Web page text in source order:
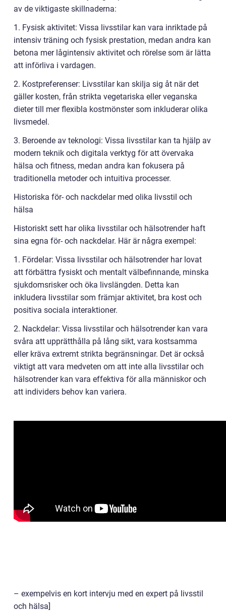
av de viktigaste skillnaderna:
1. Fysisk aktivitet: Vissa livsstilar kan vara inriktade på
intensiv träning och fysisk prestation, medan andra kan
betona mer lågintensiv aktivitet och rörelse som är lätta
att införliva i vardagen.
2. Kostpreferenser: Livsstilar kan skilja sig åt när det
gäller kosten, från strikta vegetariska eller veganska
dieter till mer flexibla kostmönster som inkluderar olika
livsmedel.
3. Beroende av teknologi: Vissa livsstilar kan ta hjälp av
modern teknik och digitala verktyg för att övervaka
hälsa och fitness, medan andra kan fokusera på
traditionella metoder och intuitiva processer.
Historiska för- och nackdelar med olika livsstil och
hälsa
Historiskt sett har olika livsstilar och hälsotrender haft
sina egna för- och nackdelar. Här är några exempel:
1. Fördelar: Vissa livsstilar och hälsotrender har lovat
att förbättra fysiskt och mentalt välbefinnande, minska
sjukdomsrisker och öka livslängden. Detta kan
inkludera livsstilar som främjar aktivitet, bra kost och
positiva sociala interaktioner.
2. Nackdelar: Vissa livsstilar och hälsotrender kan vara
svåra att upprätthålla på lång sikt, vara kostsamma
eller kräva extremt strikta begränsningar. Det är också
viktigt att vara medveten om att inte alla livsstilar och
hälsotrender kan vara effektiva för alla människor och
att individers behov kan variera.
– exempelvis en kort intervju med en expert på livsstil
och hälsa]